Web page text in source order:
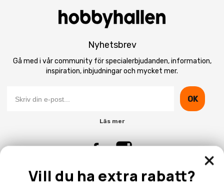
Nyhetsbrev
Gå med i vår community för specialerbjudanden, information,
inspiration, inbjudningar och mycket mer.
OK
Läs mer
Vill du ha extra rabatt?